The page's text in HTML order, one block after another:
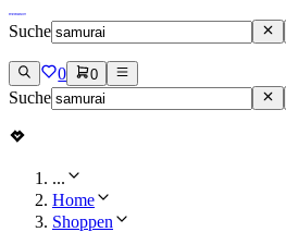
Suche
0 0
Suche
...
Home
Shoppen